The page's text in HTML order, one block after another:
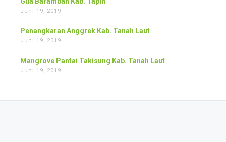
Juni 19, 2019
Penangkaran Anggrek Kab. Tanah Laut
Juni 19, 2019
Mangrove Pantai Takisung Kab. Tanah Laut
Juni 19, 2019